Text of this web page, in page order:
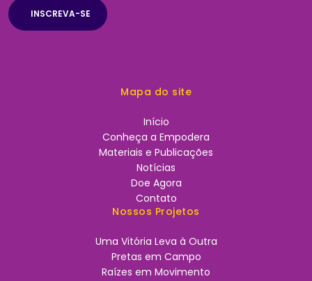
Mapa do site
Início
Conheça a Empodera
Materiais e Publicações
Notícias
Doe Agora
Contato
Nossos Projetos
Uma Vitória Leva à Outra
Pretas em Campo
Raízes em Movimento